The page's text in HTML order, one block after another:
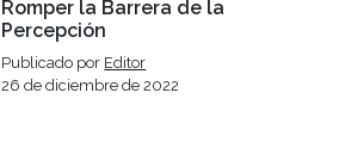
Romper la Barrera de la
Percepción
Publicado por Editor
26 de diciembre de 2022